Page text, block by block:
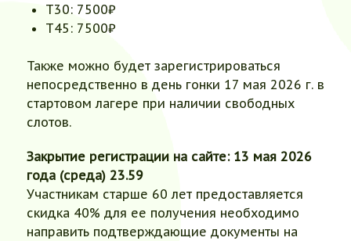
Т30: 7500₽
Т45: 7500₽
Также можно будет зарегистрироваться
непосредственно в день гонки 17 мая 2026 г. в
стартовом лагере при наличии свободных
слотов.
Закрытие регистрации на сайте: 13 мая 2026
года (среда) 23.59
Участникам старше 60 лет предоставляется
скидка 40% для ее получения необходимо
направить подтверждающие документы на